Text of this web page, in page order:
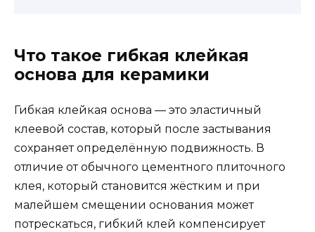
Что такое гибкая клейкая
основа для керамики
Гибкая клейкая основа — это эластичный
клеевой состав, который после застывания
сохраняет определённую подвижность. В
отличие от обычного цементного плиточного
клея, который становится жёстким и при
малейшем смещении основания может
потрескаться, гибкий клей компенсирует